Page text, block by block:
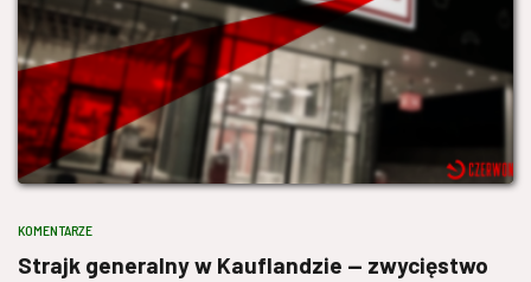
KOMENTARZE
Strajk generalny w Kauflandzie — zwycięstwo